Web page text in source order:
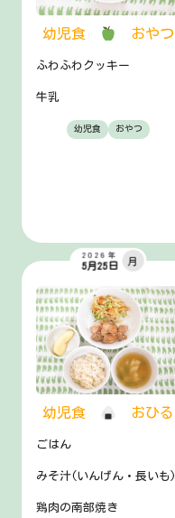
幼児食 おやつ
ふわふわクッキー
牛乳
幼児食 おやつ
幼児食 おひる
2026年
5月25日
月
ごはん
みそ汁(いんげん・長いも)
鶏肉の南部焼き